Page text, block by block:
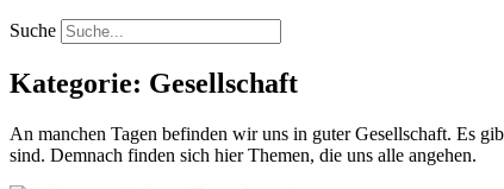
Suche
Kategorie: Gesellschaft
An manchen Tagen befinden wir uns in guter Gesellschaft. Es
sind. Demnach finden sich hier Themen, die uns alle angehen.